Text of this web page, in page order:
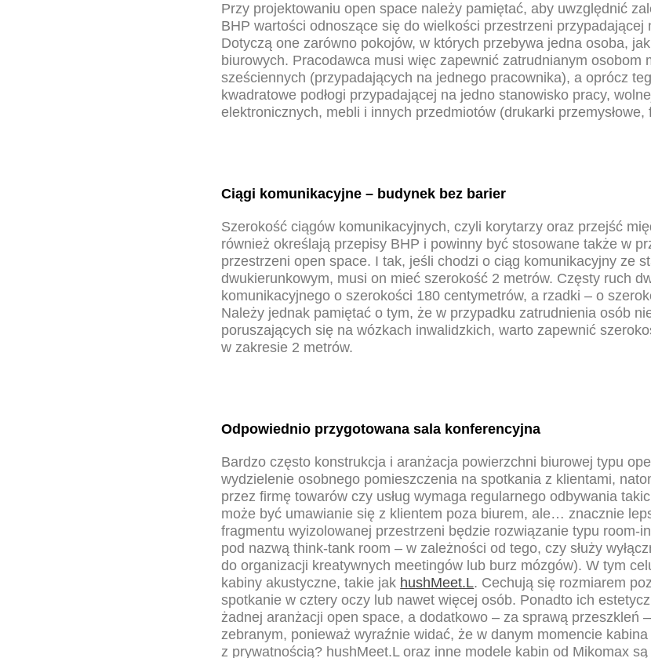
Przy projektowaniu open space należy pamiętać, aby uwzględnić
BHP wartości odnoszące się do wielkości przestrzeni przypadającej
Dotyczą one zarówno pokojów, w których przebywa jedna osoba,
biurowych. Pracodawca musi więc zapewnić zatrudnianym osobom
sześciennych (przypadających na jednego pracownika), a oprócz
kwadratowe podłogi przypadającej na jedno stanowisko pracy,
elektronicznych, mebli i innych przedmiotów (drukarki przemysłowe,
Ciągi komunikacyjne – budynek bez barier
Szerokość ciągów komunikacyjnych, czyli korytarzy oraz przejść
również określają przepisy BHP i powinny być stosowane także w
przestrzeni open space. I tak, jeśli chodzi o ciąg komunikacyjny ze
dwukierunkowym, musi on mieć szerokość 2 metrów. Częsty ruch
komunikacyjnego o szerokości 180 centymetrów, a rzadki – o
Należy jednak pamiętać o tym, że w przypadku zatrudnienia osób
poruszających się na wózkach inwalidzkich, warto zapewnić
w zakresie 2 metrów.
Odpowiednio przygotowana sala konferencyjna
Bardzo często konstrukcja i aranżacja powierzchni biurowej typu
wydzielenie osobnego pomieszczenia na spotkania z klientami,
przez firmę towarów czy usług wymaga regularnego odbywania
może być umawianie się z klientem poza biurem, ale… znacznie
fragmentu wyizolowanej przestrzeni będzie rozwiązanie typu room-
pod nazwą think-tank room – w zależności od tego, czy służy
do organizacji kreatywnych meetingów lub burz mózgów). W tym
kabiny akustyczne, takie jak hushMeet.L. Cechują się rozmiarem
spotkanie w cztery oczy lub nawet więcej osób. Ponadto ich
żadnej aranżacji open space, a dodatkowo – za sprawą przeszkleń
zebranym, ponieważ wyraźnie widać, że w danym momencie
z prywatnością? hushMeet.L oraz inne modele kabin od Mikomax